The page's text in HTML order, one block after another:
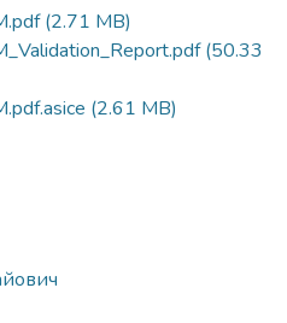
(2.71 MB)
(50.33
(2.61 MB)